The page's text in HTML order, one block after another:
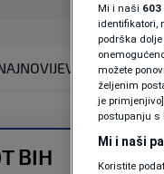
VIJESTI
BIH
Mi i naši 603
identifikatori,
podrška
možete
željenim
je
postupanju s
Mi i naši
Koristite